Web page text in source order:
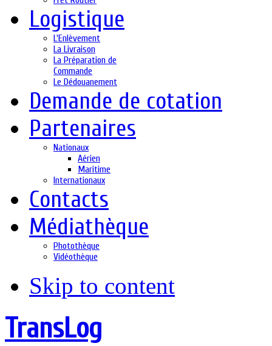
Logistique
L'Enlèvement
La Livraison
La Préparation de
Commande
Le Dédouanement
Demande de cotation
Partenaires
Nationaux
Aérien
Maritime
Internationaux
Contacts
Médiathèque
Photothèque
Vidéothèque
Skip to content
TransLog